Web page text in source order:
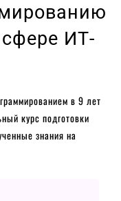
ИТ-
в 9 лет
курс подготовки
знания на